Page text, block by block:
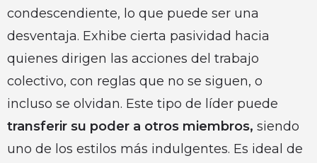
condescendiente, lo que puede ser una
desventaja. Exhibe cierta pasividad hacia
quienes dirigen las acciones del trabajo
colectivo, con reglas que no se siguen, o
incluso se olvidan. Este tipo de líder puede
transferir su poder a otros miembros, siendo
uno de los estilos más indulgentes. Es ideal de